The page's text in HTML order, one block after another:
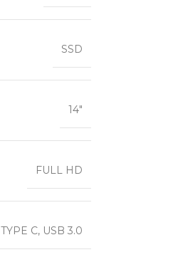
SSD
14″
FULL HD
TYPE C, USB 3.0